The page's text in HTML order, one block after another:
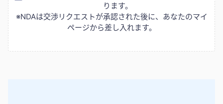
ります。
※NDAは交渉リクエストが承認された後に、あなたのマイ
ページから差し入れます。